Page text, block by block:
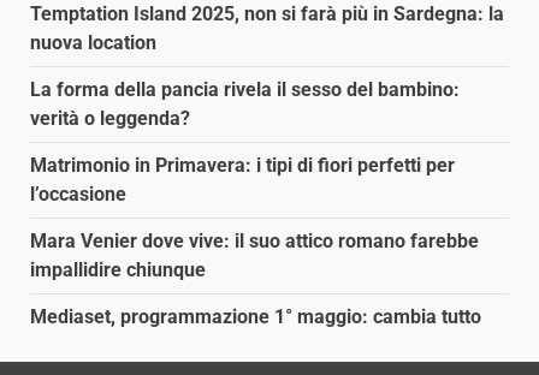
Temptation Island 2025, non si farà più in Sardegna: la
nuova location
La forma della pancia rivela il sesso del bambino:
verità o leggenda?
Matrimonio in Primavera: i tipi di fiori perfetti per
l’occasione
Mara Venier dove vive: il suo attico romano farebbe
impallidire chiunque
Mediaset, programmazione 1° maggio: cambia tutto